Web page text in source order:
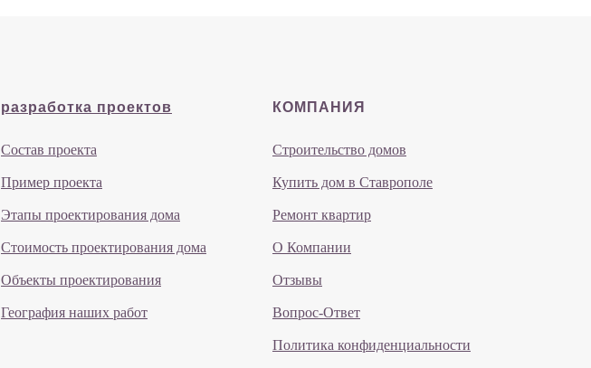
разработка проектов
Состав проекта
Пример проекта
Этапы проектирования дома
Стоимость проектирования дома
Объекты проектирования
География наших работ
КОМПАНИЯ
Строительство домов
Купить дом в Ставрополе
Ремонт квартир
О Компании
Отзывы
Вопрос-Ответ
Политика конфиденциальности